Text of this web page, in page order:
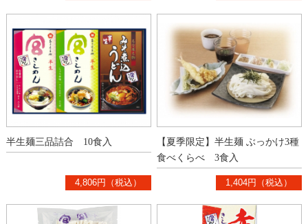
半生麺三品詰合 10食入
4,806円（税込）
【夏季限定】半生麺 ぶっかけ3種
食べくらべ 3食入
1,404円（税込）